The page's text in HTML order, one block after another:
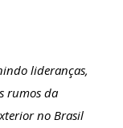
lideranças,
rumos da
no Brasil